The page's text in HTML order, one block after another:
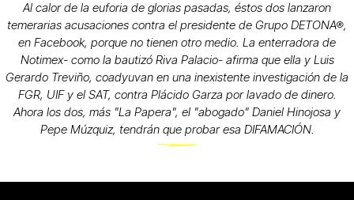
Al calor de la euforia de glorias pasadas, éstos dos lanzaron
temerarias acusaciones contra el presidente de Grupo DETONA®,
en Facebook, porque no tienen otro medio. La enterradora de
Notimex- como la bautizó Riva Palacio- afirma que ella y Luis
Gerardo Treviño, coadyuvan en una inexistente investigación de la
FGR, UIF y el SAT, contra Plácido Garza por lavado de dinero.
Ahora los dos, más "La Papera", el "abogado" Daniel Hinojosa y
Pepe Múzquiz, tendrán que probar esa DIFAMACIÓN.